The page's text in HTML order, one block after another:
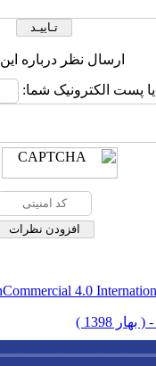
ارسال نظر درباره
پست الکترونیک شما:
4.0